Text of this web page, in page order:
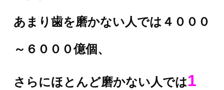
あまり歯を磨かない人では４０００
～６０００億個、
さらにほとんど磨かない人では1